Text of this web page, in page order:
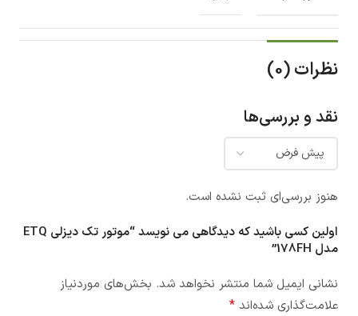
نظرات (0)
نقد و بررسی‌ها
هنوز بررسی‌ای ثبت نشده است.
اولین کسی باشید که دیدگاهی می نویسد “موتور تک دیزلی ETQ
مدل 178FH”
نشانی ایمیل شما منتشر نخواهد شد. بخش‌های موردنیاز
علامت‌گذاری شده‌اند *